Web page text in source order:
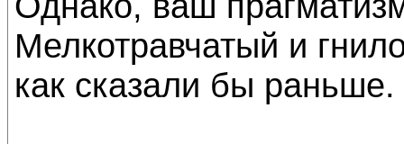
Мелкотравчатый и
как сказали бы раньше.